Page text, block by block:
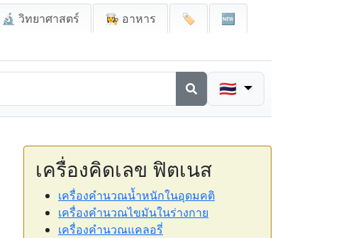
🔬 วิทยาศาสตร์ 👩‍🍳 อาหาร 🏷️
🆕
🇹🇭
เครื่องคิดเลข ฟิตเนส
เครื่องคำนวณน้ำหนักในอุดมคติ
เครื่องคำนวณไขมันในร่างกาย
เครื่องคำนวณแคลอรี่